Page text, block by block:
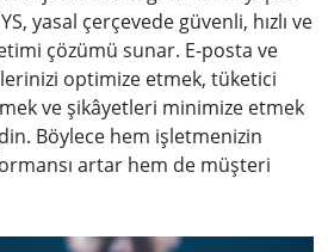
yasal çerçevede güvenli, hızlı ve
çözümü sunar. E-posta ve
optimize etmek, tüketici
ve şikâyetleri minimize etmek
Böylece hem işletmenizin
artar hem de müşteri